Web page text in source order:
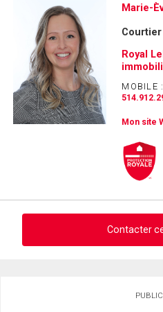
Demander des infos
Prénom
Nom
Courriel
Téléphone
(Optionnel)
Marie-
Royal
MOBILE :
Mon site
Contacter